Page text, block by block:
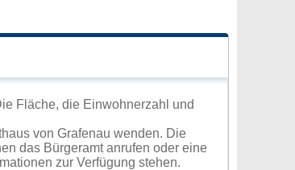
Fläche, die Einwohnerzahl und
von Grafenau wenden. Die
das Bürgeramt anrufen oder eine
zur Verfügung stehen.